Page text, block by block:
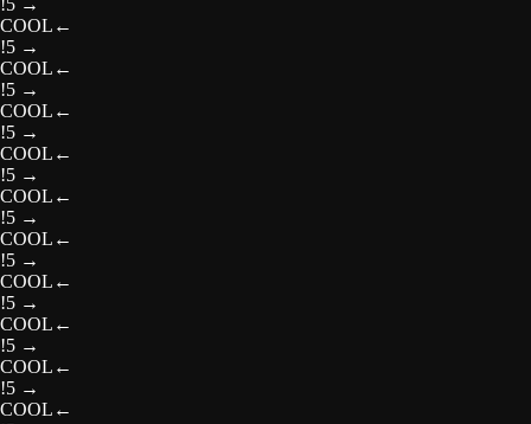
!5 →
COOL ←
!5 →
COOL ←
!5 →
COOL ←
!5 →
COOL ←
!5 →
COOL ←
!5 →
COOL ←
!5 →
COOL ←
!5 →
COOL ←
!5 →
COOL ←
!5 →
COOL ←